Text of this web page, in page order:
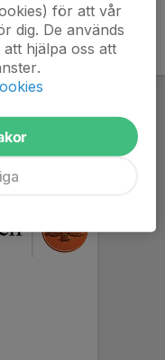
för att vår
dig. De används
hjälpa oss att